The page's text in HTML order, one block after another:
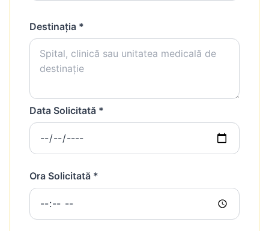
Destinația *
Data Solicitată *
Ora Solicitată *